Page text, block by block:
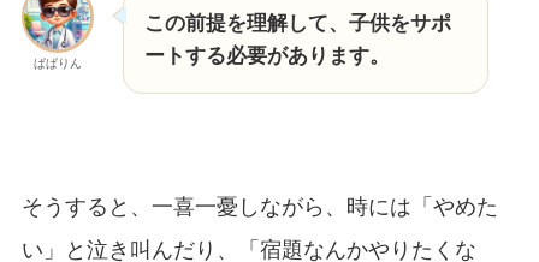
ぱぱりん
この前提を理解して、子供をサポ
ートする必要があります。
そうすると、一喜一憂しながら、時には「やめた
い」と泣き叫んだり、「宿題なんかやりたくな